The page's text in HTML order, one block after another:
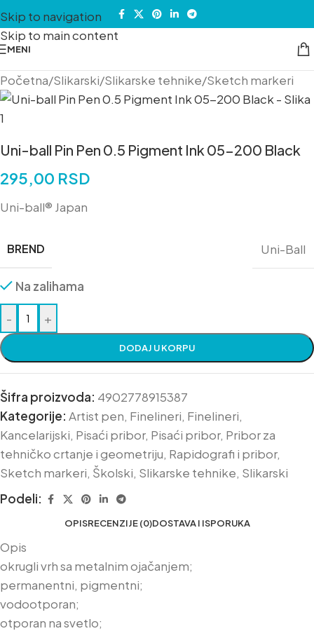
Skip to navigation
Skip to main content
MENI
Početna/Slikarski/Slikarske tehnike/Sketch markeri
Uni-ball Pin Pen 0.5 Pigment Ink 05-200 Black
295,00 RSD
Uni-ball® Japan
BREND Uni-Ball
Na zalihama
- +
DODAJ U KORPU
Šifra proizvoda: 4902778915387
Kategorije: Artist pen, Finelineri, Finelineri,
Kancelarijski, Pisaći pribor, Pisaći pribor, Pribor za
tehničko crtanje i geometriju, Rapidografi i pribor,
Sketch markeri, Školski, Slikarske tehnike, Slikarski
Podeli:
OPISRECENZIJE (0)DOSTAVA I ISPORUKA
Opis
okrugli vrh sa metalnim ojačanjem;
permanentni, pigmentni;
vodootporan;
otporan na svetlo;